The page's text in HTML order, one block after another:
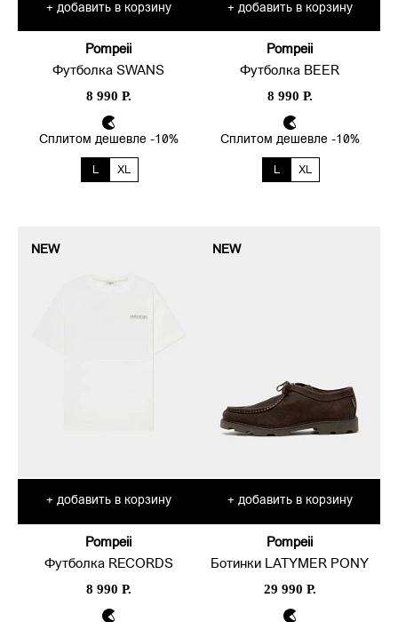
+ добавить в корзину
Pompeii
Футболка SWANS
8 990 Р.
Сплитом дешевле -10%
L XL
+ добавить в корзину
Pompeii
Футболка BEER
8 990 Р.
Сплитом дешевле -10%
L XL
NEW
+ добавить в корзину
Pompeii
Футболка RECORDS
8 990 Р.
NEW
+ добавить в корзину
Pompeii
Ботинки LATYMER PONY
29 990 Р.